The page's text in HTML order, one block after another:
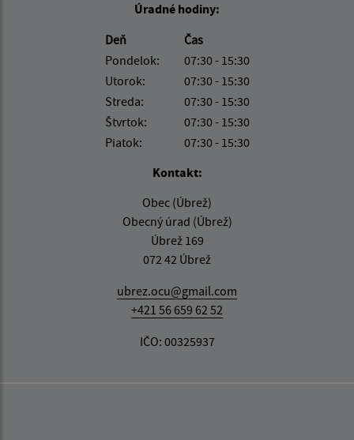
Úradné hodiny:
Deň
Čas
Pondelok:
07:30 - 15:30
Utorok:
07:30 - 15:30
Streda:
07:30 - 15:30
Štvrtok:
07:30 - 15:30
Piatok:
07:30 - 15:30
Kontakt:
Obec (Úbrež)
Obecný úrad (Úbrež)
Úbrež 169
072 42 Úbrež
ubrez.ocu@gmail.com
+421 56 659 62 52
IČO: 00325937